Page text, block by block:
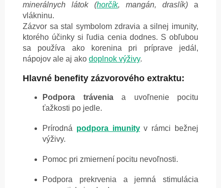
minerálnych látok (horčík, mangán, draslík) a
vlákninu.
Zázvor sa stal symbolom zdravia a silnej imunity,
ktorého účinky si ľudia cenia dodnes. S obľubou
sa používa ako korenina pri príprave jedál,
nápojov ale aj ako doplnok výživy.
Hlavné benefity zázvorového extraktu:
Podpora tráveniaa uvoľnenie pocitu
ťažkosti po jedle.
Prírodná podpora imunityv rámci bežnej
výživy.
Pomoc pri zmiernení pocitu nevoľnosti.
Podpora prekrvenia a jemná stimulácia